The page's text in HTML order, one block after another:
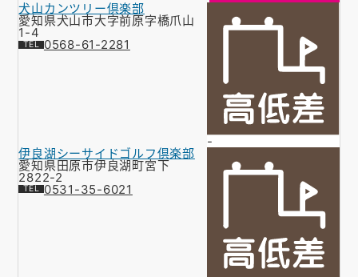
犬山カンツリー倶楽部
愛知県犬山市大字前原字橋爪山
1-4
0568-61-2281
-
伊良湖シーサイドゴルフ倶楽部
愛知県田原市伊良湖町宮下
2822-2
0531-35-6021